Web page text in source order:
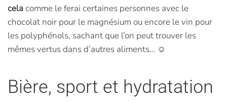
celacomme le ferai certaines personnes avec le
chocolat noir pour le magnésium ou encore le vin pour
les polyphénols, sachant que l’on peut trouver les
mêmes vertus dans d’autres aliments… ☺
Bière, sport et hydratation